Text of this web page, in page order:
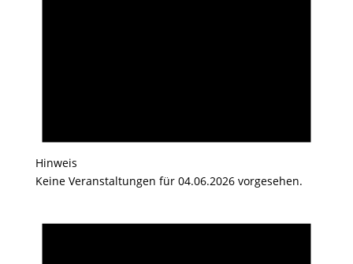
Hinweis
Keine Veranstaltungen für 04.06.2026 vorgesehen.